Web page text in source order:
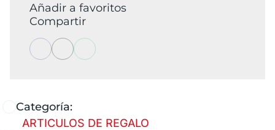
Categoría:
ARTICULOS DE REGALO
Añadir a favoritos
Compartir